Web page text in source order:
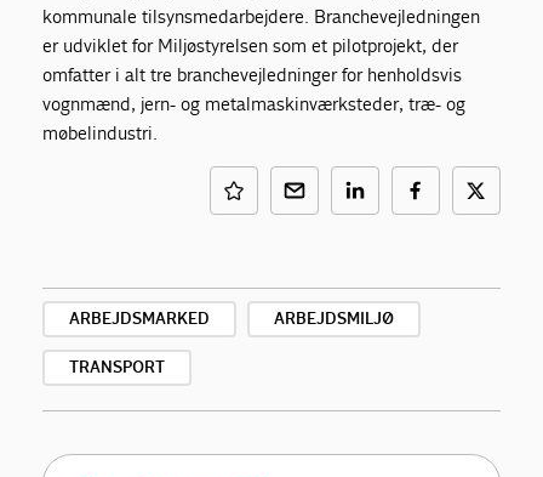
kommunale tilsynsmedarbejdere. Branchevejledningen
er udviklet for Miljøstyrelsen som et pilotprojekt, der
omfatter i alt tre branchevejledninger for henholdsvis
vognmænd, jern- og metalmaskinværksteder, træ- og
møbelindustri.
ARBEJDSMARKED ARBEJDSMILJØ
TRANSPORT